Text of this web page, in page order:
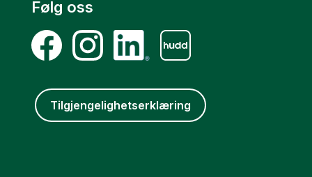
Følg oss
Tilgjengelighetserklæring